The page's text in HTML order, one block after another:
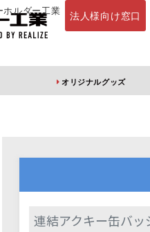
ホルダー工業 法人様向け窓口
オリジナルグッズ
連結アクキー缶バッ